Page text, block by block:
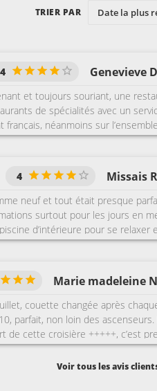
TRIER PAR Date la plus
Genevieve
4
et toujours souriant, une
de spécialités avec un
néanmoins sur
La seule réserve que je peux
nécessaire de bien maîtriser
les animations, nous ne
En résumé oceania est une
des prestations, des cabines
avec de nombreux salons,
tout est zen et très bien organisé
Missais
4
neuf et tout était presque
surtout pour les jours en
d’intérieure pour se relaxer
Marie madeleine
couette changée après
parfait, non loin des ascenseurs.
de cette croisière +++++, c’est
dining room, il y a le Jacques,
au goût américain ), le Toscana,
Voir tous les avis